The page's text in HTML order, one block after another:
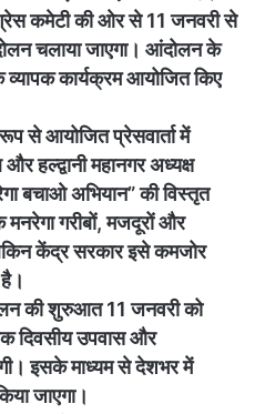
कमेटी की ओर से 11 जनवरी से
चलाया जाएगा। आंदोलन के
कार्यक्रम आयोजित किए
से आयोजित प्रेसवार्ता में
हल्द्वानी महानगर अध्यक्ष
बचाओ अभियान” की विस्तृत
मनरेगा गरीबों, मजदूरों और
केंद्र सरकार इसे कमजोर
की शुरुआत 11 जनवरी को
दिवसीय उपवास और
इसके माध्यम से देशभर में
जाएगा।